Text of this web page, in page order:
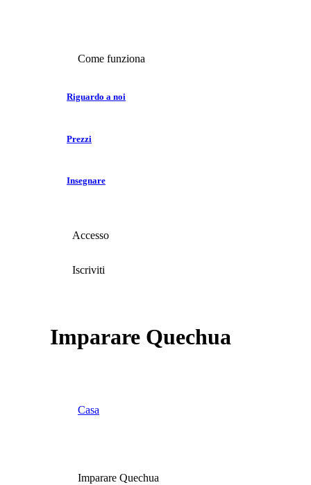
Come funziona
Riguardo a noi
Prezzi
Insegnare
Accesso
Iscriviti
Imparare Quechua
Casa
Imparare Quechua